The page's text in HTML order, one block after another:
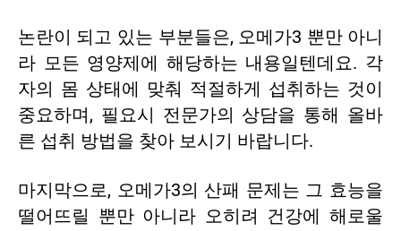
논란이 되고 있는 부분들은, 오메가3 뿐만 아니
라 모든 영양제에 해당하는 내용일텐데요. 각
자의 몸 상태에 맞춰 적절하게 섭취하는 것이
중요하며, 필요시 전문가의 상담을 통해 올바
른 섭취 방법을 찾아 보시기 바랍니다.
마지막으로, 오메가3의 산패 문제는 그 효능을
떨어뜨릴 뿐만 아니라 오히려 건강에 해로울